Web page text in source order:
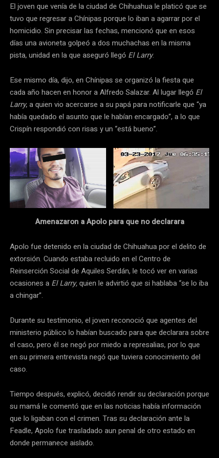
El joven que venía de la ciudad de Chihuahua le platicó que se
tuvo que regresar a Chínipas porque lo iban a agarrar por el
homicidio. Sin precisar las fechas, mencionó que en esos
días una avioneta golpeó a dos muchachas en la misma
pista, unidad en la que aseguró llegó El Larry.
Ese mismo día, dijo, en Chínipas se organizó la fiesta que
cada año hacen en honor a Alfredo Salazar. Al lugar llegó El
Larry, a quien vio acercarse a su papá para notificarle que “ya
había quedado el asunto que le habían encargado”, a lo que
Crispín respondió con risas y un “está bueno”.
Amenazaron a Apolo para que no declarara
Apolo fue detenido en la ciudad de Chihuahua por el delito de
extorsión. Cuando estaba recluido en el Centro de
Reinserción Social de Aquiles Serdán, le tocó ver en varias
ocasiones a El Larry,quien le advirtió que si hablaba “se lo iba
a chingar”.
Durante su testimonio, el joven reconoció que agentes del
ministerio público lo habían buscado para que declarara sobre
el caso, pero él se negó por miedo a represalias, por lo que
en su primera entrevista negó que tuviera conocimiento del
caso.
Tiempo después, explicó, decidió rendir su declaración porque
su mamá le comentó que en las noticias había información
que lo ligaban con el crimen. Tras su declaración ante la
Feadle, Apolo fue trasladado aun penal de otro estado en
donde permanece aislado.